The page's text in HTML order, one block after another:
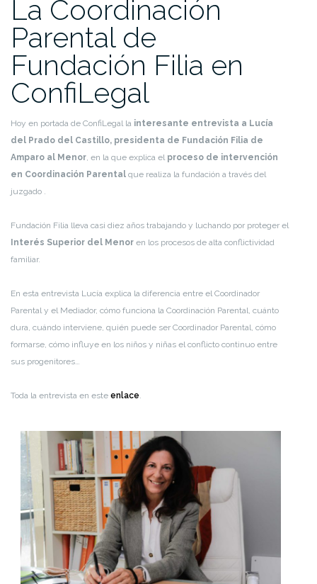
La Coordinación
Parental de
Fundación Filia en
ConfiLegal
Hoy en portada de ConfiLegal la interesante entrevista a Lucía
del Prado del Castillo, presidenta de Fundación Filia de
Amparo al Menor, en la que explica el proceso de intervención
en Coordinación Parental que realiza la fundación a través del
juzgado .
Fundación Filia lleva casi diez años trabajando y luchando por proteger el
Interés Superior del Menor en los procesos de alta conflictividad
familiar.
En esta entrevista Lucía explica la diferencia entre el Coordinador
Parental y el Mediador, cómo funciona la Coordinación Parental, cuánto
dura, cuándo interviene, quién puede ser Coordinador Parental, cómo
formarse, cómo influye en los niños y niñas el conflicto continuo entre
sus progenitores…
Toda la entrevista en este enlace.